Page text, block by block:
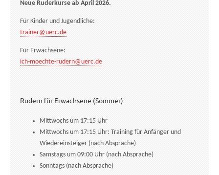
Neue Ruderkurse ab April 2026.
Für Kinder und Jugendliche:
trainer@uerc.de
Für Erwachsene:
ich-moechte-rudern@uerc.de
Rudern für Erwachsene (Sommer)
Mittwochs um 17:15 Uhr
Mittwochs um 17:15 Uhr: Training für Anfänger und
Wiedereinsteiger (nach Absprache)
Samstags um 09:00 Uhr (nach Absprache)
Sonntags (nach Absprache)